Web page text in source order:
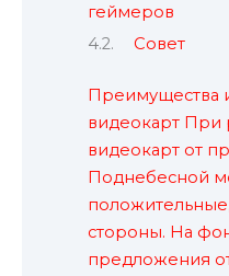
геймеров
Совет
Преимущества
видеокарт При
видеокарт от
Поднебесной
стороны. На
предложения